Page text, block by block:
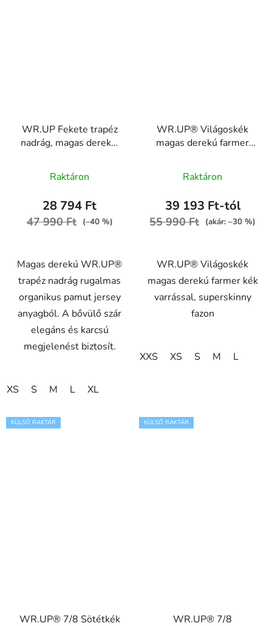
WR.UP Fekete trapéz
nadrág, magas derekú,
WRUP38HS2624, N
Raktáron
28 794 Ft
47 990 Ft (–40 %)
Magas derekú WR.UP®
trapéz nadrág rugalmas
organikus pamut jersey
anyagból. A bővülő szár
elegáns és karcsú
megjelenést biztosít.
XS S M L XL
WR.UP® Világoskék
magas derekú farmer
RE(MOVE)
WRUP2HC002ORG,
Raktáron
39 193 Ft-tól
55 990 Ft (akár: –30 %)
WR.UP® Világoskék
magas derekú farmer kék
varrással, superskinny
fazon
XXS XS S M L
KÜLSŐ RAKTÁR
WR.UP® 7/8 Sötétkék
KÜLSŐ RAKTÁR
WR.UP® 7/8